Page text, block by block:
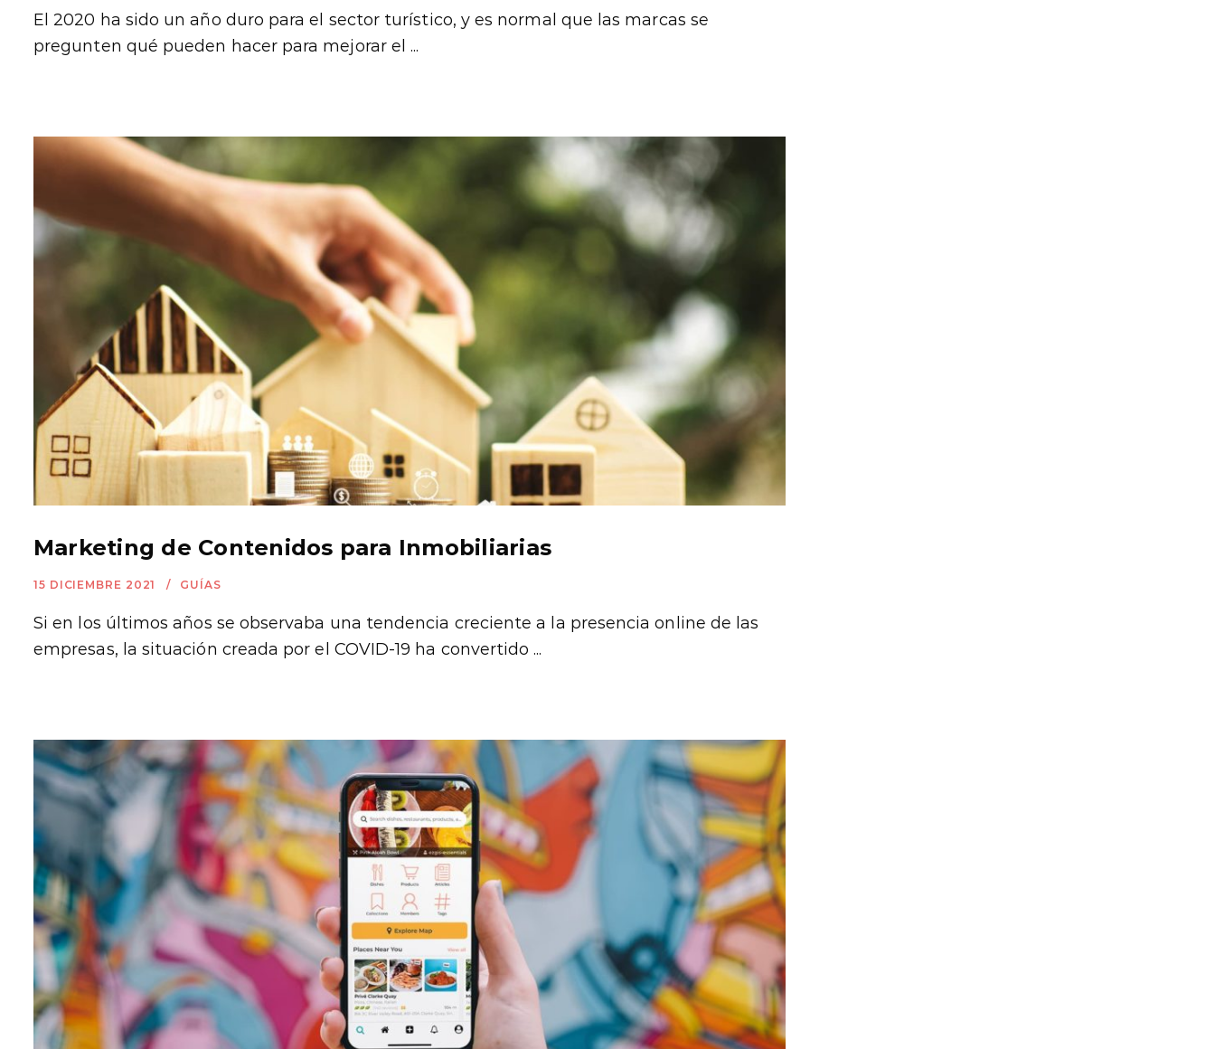
El 2020 ha sido un año duro para el sector turístico, y es normal que las marcas se
pregunten qué pueden hacer para mejorar el ...
Marketing de Contenidos para Inmobiliarias
15 DICIEMBRE 2021 GUÍAS
Si en los últimos años se observaba una tendencia creciente a la presencia online de las
empresas, la situación creada por el COVID-19 ha convertido ...